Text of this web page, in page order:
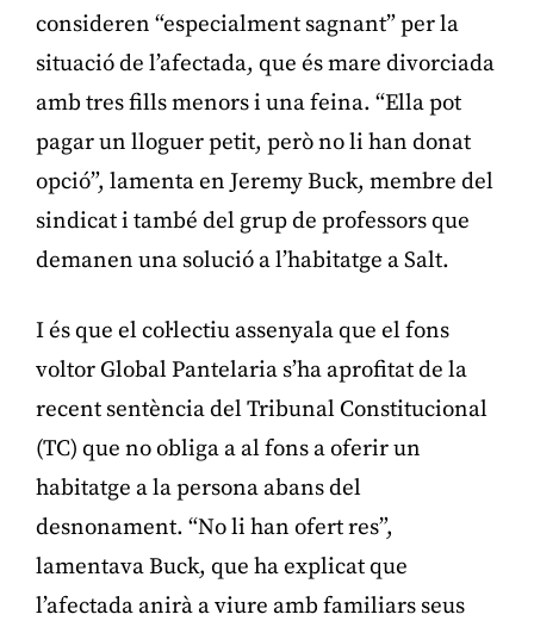
consideren “especialment sagnant” per la
situació de l’afectada, que és mare divorciada
amb tres fills menors i una feina. “Ella pot
pagar un lloguer petit, però no li han donat
opció”, lamenta en Jeremy Buck, membre del
sindicat i també del grup de professors que
demanen una solució a l’habitatge a Salt.
I és que el col·lectiu assenyala que el fons
voltor Global Pantelaria s’ha aprofitat de la
recent sentència del Tribunal Constitucional
(TC) que no obliga a al fons a oferir un
habitatge a la persona abans del
desnonament. “No li han ofert res”,
lamentava Buck, que ha explicat que
l’afectada anirà a viure amb familiars seus